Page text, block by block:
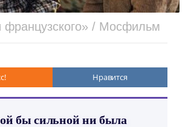
французского» / Мосфильм
Нравится
бы сильной ни была